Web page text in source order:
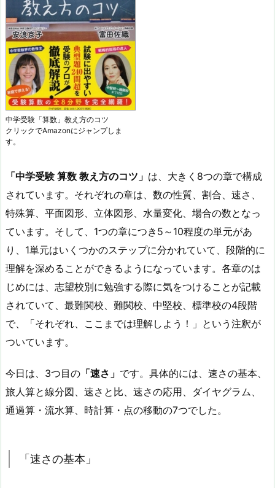
中学受験「算数」教え方のコツ
クリックでAmazonにジャンプしま
す。
「中学受験 算数 教え方のコツ」 は、大きく8つの章で構成
されています。それぞれの章は、数の性質、割合、速さ、
特殊算、平面図形、立体図形、水量変化、場合の数となっ
ています。そして、1つの章につき5～10程度の単元があ
り、1単元はいくつかのステップに分かれていて、段階的に
理解を深めることができるようになっています。各章のは
じめには、志望校別に勉強する際に気をつけることが記載
されていて、最難関校、難関校、中堅校、標準校の4段階
で、「それぞれ、ここまでは理解しよう！」という注釈が
ついています。
今日は、3つ目の 「速さ」 です。具体的には、速さの基本、
旅人算と線分図、速さと比、速さの応用、ダイヤグラム、
通過算・流水算、時計算・点の移動の7つでした。
「速さの基本」